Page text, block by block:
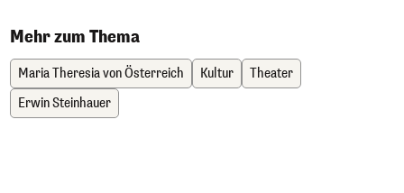
Mehr zum Thema
Maria Theresia von Österreich Kultur
Theater
Erwin Steinhauer